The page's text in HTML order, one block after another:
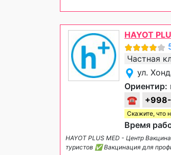
HAYOT
Частная
ул.
Ориентир:
☎
Скажите, что
Время
HAYOT PLUS MED - Центр
туристов ✅ Вакцинация для